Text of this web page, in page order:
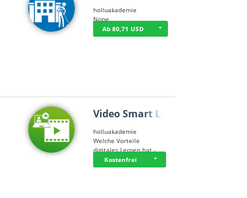
holluakademie
None
Ab 80,71 USD
Video Smart Lea…
holluakademie
Welche Vorteile
digitales Lernen hat - …
Kostenfrei